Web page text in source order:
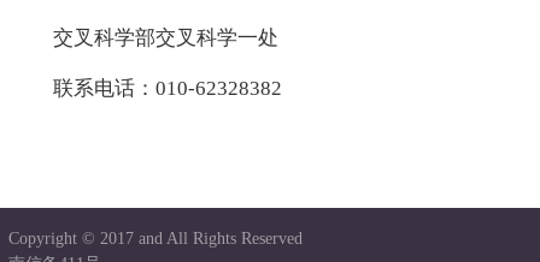
交叉科学部交叉科学一处
联系电话：010-62328382
Copyright © 2017 and All Rights Reserved